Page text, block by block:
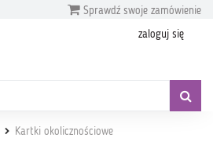
Sprawdź swoje zamówienie
zaloguj się
Kartki okolicznościowe